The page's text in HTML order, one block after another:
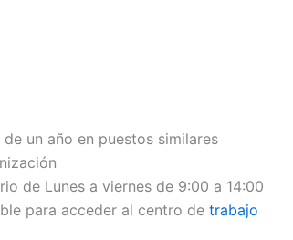
un año en puestos similares
de Lunes a viernes de 9:00 a 14:00
para acceder al centro de trabajo